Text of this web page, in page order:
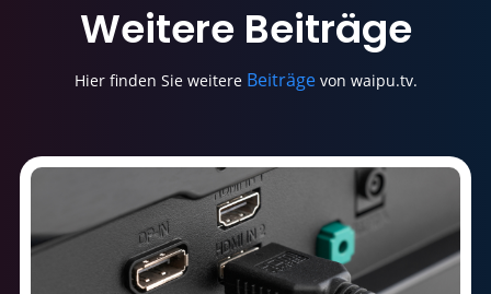
WeitereBeiträge
Hier finden Sie weitere Beiträgevon waipu.tv.